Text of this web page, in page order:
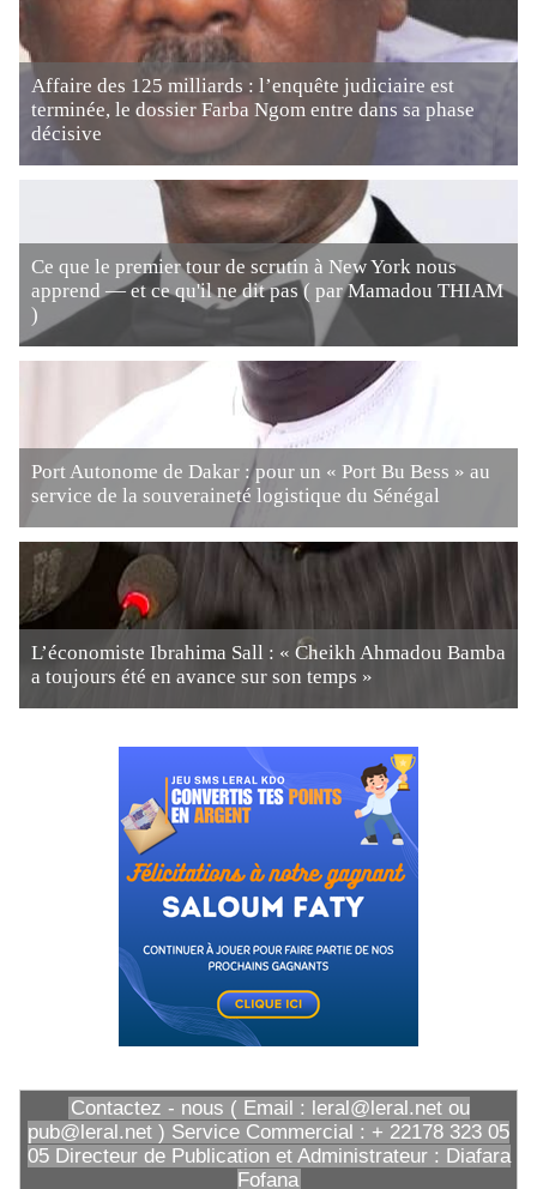
Affaire des 125 milliards : l’enquête judiciaire est
terminée, le dossier Farba Ngom entre dans sa phase
décisive
Ce que le premier tour de scrutin à New York nous
apprend — et ce qu'il ne dit pas ( par Mamadou THIAM
)
Port Autonome de Dakar : pour un « Port Bu Bess » au
service de la souveraineté logistique du Sénégal
L’économiste Ibrahima Sall : « Cheikh Ahmadou Bamba
a toujours été en avance sur son temps »
Contactez - nous ( Email : leral@leral.net ou
pub@leral.net ) Service Commercial : + 22178 323 05
05 Directeur de Publication et Administrateur : Diafara
Fofana